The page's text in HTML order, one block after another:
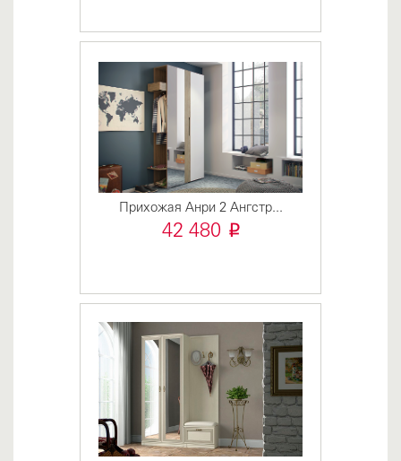
Прихожая Анри 2 Ангстр...
42 480 i